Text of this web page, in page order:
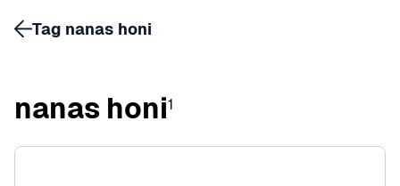
nanas honi1
Tag nanas honi